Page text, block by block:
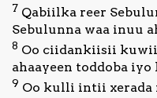
7 Qabiilka reer
Sebulunna waa inuu
8 Oo ciidankiisii
ahaayeen toddoba
9 Oo kulli intii xerada